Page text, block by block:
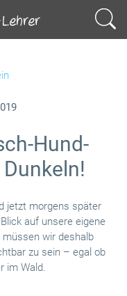
Hund-
jetzt morgens später
auf unsere eigene
wir deshalb
zu sein – egal ob
im Wald.